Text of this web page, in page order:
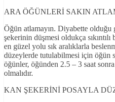
ARA ÖĞÜNLERİ SAKIN
Öğün atlamayın. Diyabette olduğu
şekerinin düşmesi oldukça
en güzel yolu sık aralıklarla
düzeylerde tutulabilmesi için öğün
öğünler, öğünden 2.5 – 3 saat
olmalıdır.
KAN ŞEKERİNİ POSAYLA